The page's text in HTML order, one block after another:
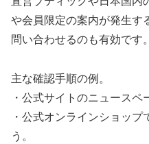
や会員限定の案内が発生す
問い合わせるのも有効です。
主な確認手順の例。
・公式サイトのニュースペ
・公式オンラインショッ
う。